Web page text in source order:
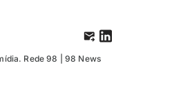
Rede 98 | 98 News